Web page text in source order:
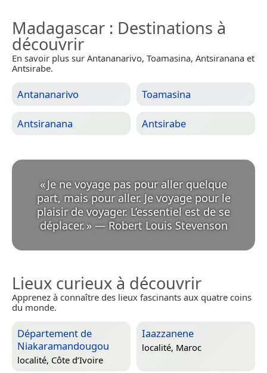
Madagascar : Destinations à
découvrir
En savoir plus sur Antananarivo, Toamasina, Antsiranana et
Antsirabe.
Antananarivo Toamasina
Antsiranana Antsirabe
«Je ne voyage pas pour aller quelque
part, mais pour aller. Je voyage pour le
plaisir de voyager. L’essentiel est de se
déplacer. » — Robert Louis Stevenson
Lieux curieux à découvrir
Apprenez à connaître des lieux fascinants aux quatre coins
du monde.
Département de
Niakaramandougou
localité, Côte d’Ivoire
Iaazzanene
localité, Maroc